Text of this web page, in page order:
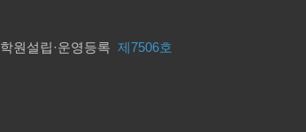
학원설립·운영등록 제7506호